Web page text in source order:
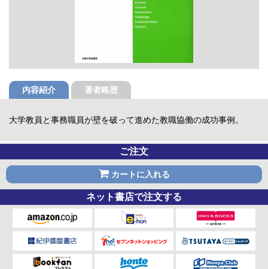
内容紹介 著者略歴
大学教員と事務職員が壁を破って進めた教職協働の成功事例。
ご注文
カートに入れる
ネット書店で注文する